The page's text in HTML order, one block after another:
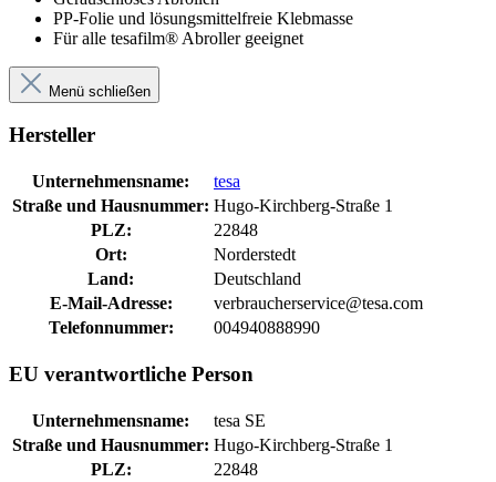
PP-Folie und lösungsmittelfreie Klebmasse
Für alle tesafilm® Abroller geeignet
Menü schließen
Hersteller
Unternehmensname:
tesa
Straße und Hausnummer: Hugo-Kirchberg-Straße 1
PLZ:
22848
Ort:
Norderstedt
Land:
Deutschland
E-Mail-Adresse:
verbraucherservice@tesa.com
Telefonnummer:
004940888990
EU verantwortliche Person
Unternehmensname:
tesa SE
Straße und Hausnummer: Hugo-Kirchberg-Straße 1
PLZ:
22848